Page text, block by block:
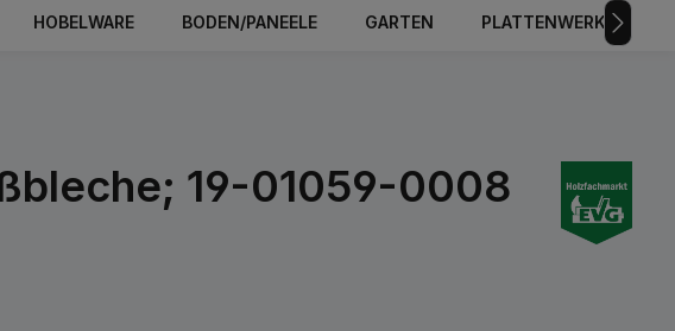
HOBELWARE BODEN/PANEELE GARTEN PLATTENWERKSTOFFE
19-01059-0008